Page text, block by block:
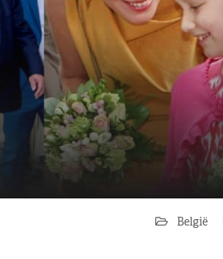
België